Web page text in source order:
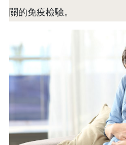
關的免疫檢驗。